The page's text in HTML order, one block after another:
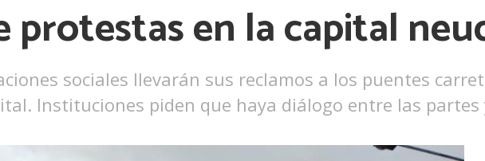
Ver más
protestas en la capital
sociales llevarán sus reclamos a los puentes
Instituciones piden que haya diálogo entre las